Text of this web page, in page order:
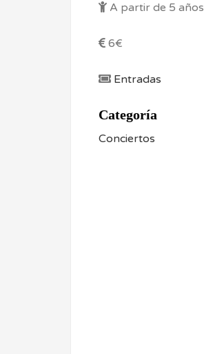
A partir de 5 años
6€
Entradas
Categoría
Conciertos